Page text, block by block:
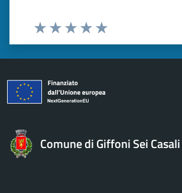
Valuta 5 stelle su 5
Valuta 4 stelle su 5
Valuta 3 stelle su 5
Valuta 2 stelle su 5
Valuta 1 stelle su 5
Comune di Giffoni Sei Casali